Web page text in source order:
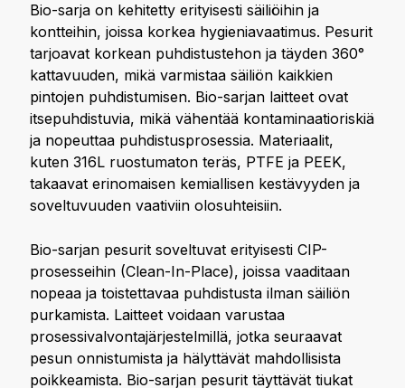
Bio-sarja on kehitetty erityisesti säiliöihin ja
kontteihin, joissa korkea hygieniavaatimus. Pesurit
tarjoavat korkean puhdistustehon ja täyden 360°
kattavuuden, mikä varmistaa säiliön kaikkien
pintojen puhdistumisen. Bio-sarjan laitteet ovat
itsepuhdistuvia, mikä vähentää kontaminaatioriskiä
ja nopeuttaa puhdistusprosessia. Materiaalit,
kuten 316L ruostumaton teräs, PTFE ja PEEK,
takaavat erinomaisen kemiallisen kestävyyden ja
soveltuvuuden vaativiin olosuhteisiin.
Bio-sarjan pesurit soveltuvat erityisesti CIP-
prosesseihin (Clean-In-Place), joissa vaaditaan
nopeaa ja toistettavaa puhdistusta ilman säiliön
purkamista. Laitteet voidaan varustaa
prosessivalvontajärjestelmillä, jotka seuraavat
pesun onnistumista ja hälyttävät mahdollisista
poikkeamista. Bio-sarjan pesurit täyttävät tiukat